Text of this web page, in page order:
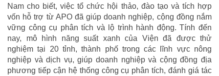
Nam cho biết, việc tổ chức hội thảo, đào tạo và tích hợp
vốn hỗ trợ từ APO đã giúp doanh nghiệp, cộng đồng nắm
vững công cụ phân tích và lộ trình hành động. Tính đến
nay, mô hình năng suất xanh của Viện đã được thử
nghiệm tại 20 tỉnh, thành phố trong các lĩnh vực nông
nghiệp và dịch vụ, giúp doanh nghiệp và cộng đồng địa
phương tiếp cận hệ thống công cụ phân tích, đánh giá tác